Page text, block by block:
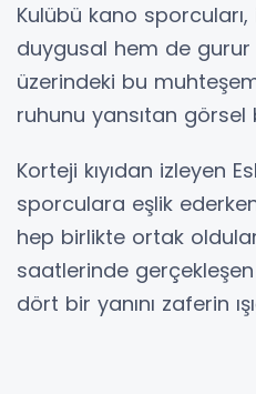
Kulübü kano
duygusal hem de gurur
üzerindeki bu
ruhunu yansıtan
Korteji kıyıdan izleyen
sporculara eşlik
hep birlikte ortak
saatlerinde
dört bir yanını zaferin